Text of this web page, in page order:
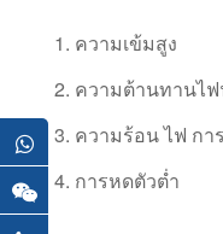
1. ความเข้มสูง
2. ความต้านทานไ
3. ความร้อน ไฟ กา
4. การหดตัวต่ำ